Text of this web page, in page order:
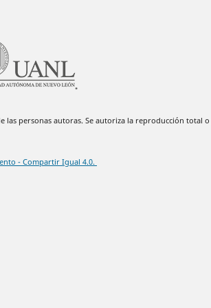
personas autoras. Se autoriza la reproducción total
- Compartir Igual 4.0.